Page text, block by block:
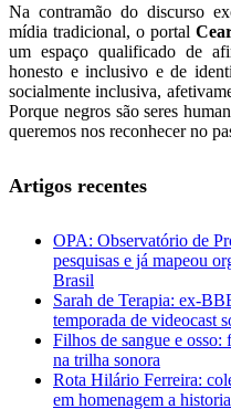
Na contramão do discurso
mídia tradicional, o portal
um espaço qualificado de
honesto e inclusivo e de
socialmente inclusiva,
Porque negros são seres
queremos nos reconhecer no
Artigos recentes
OPA: Observatório de
pesquisas e já mapeou
Brasil
Sarah de Terapia: ex-
temporada de videocast
Filhos de sangue e
na trilha sonora
Rota Hilário Ferreira:
em homenagem a